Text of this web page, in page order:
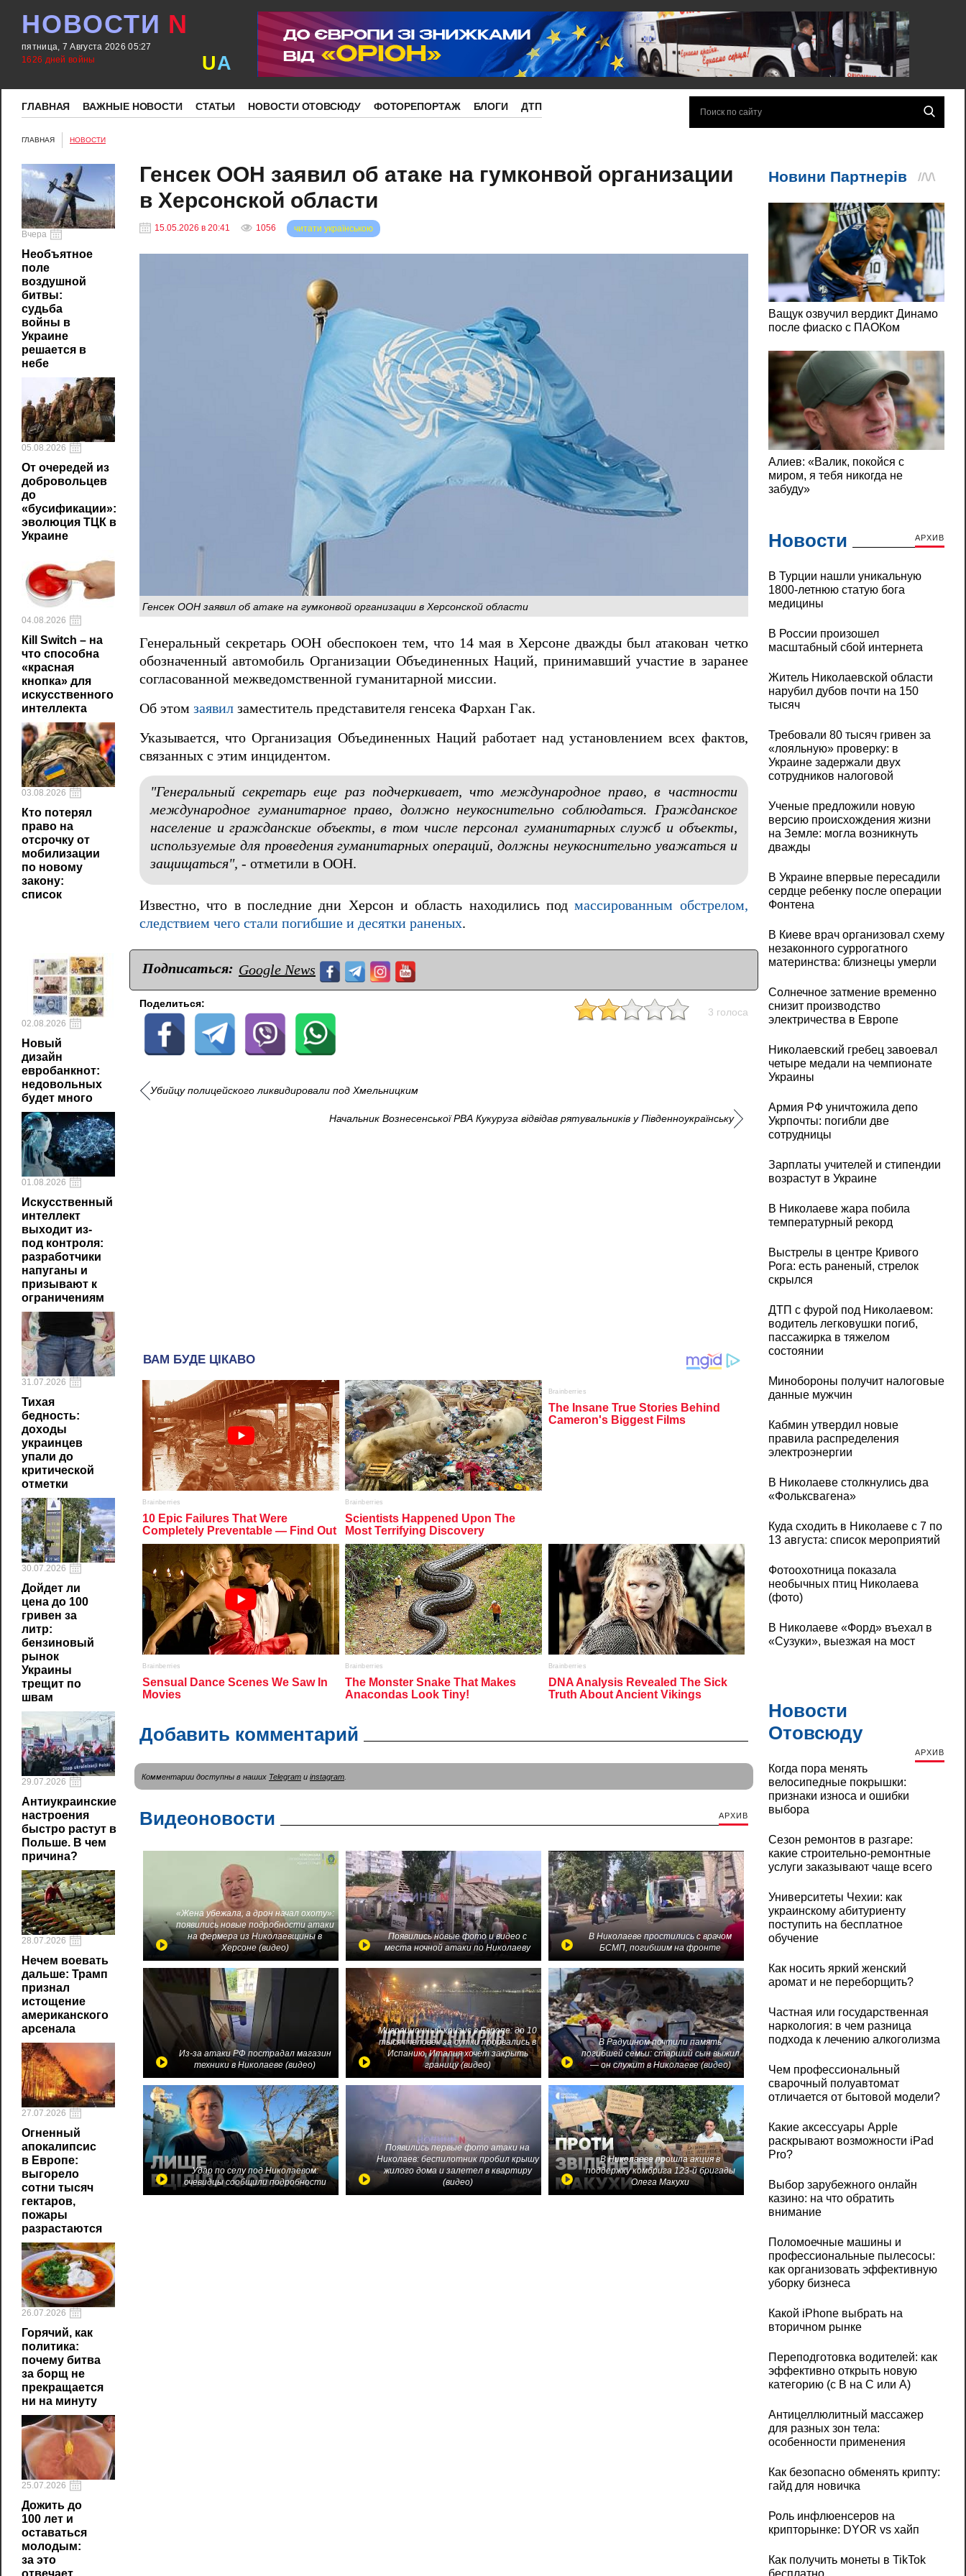
НОВОСТИ N
пятница, 7 Августа 2026 05:27
1626 дней войны
UA
ГЛАВНАЯ ВАЖНЫЕ НОВОСТИ СТАТЬИ НОВОСТИ ОТОВСЮДУ ФОТОРЕПОРТАЖ БЛОГИ ДТП
ГЛАВНАЯ НОВОСТИ
Вчера
Необъятное
поле
воздушной
битвы:
судьба
войны в
Украине
решается в
небе
05.08.2026
От очередей из
добровольцев
до
«бусификации»:
эволюция ТЦК в
Украине
04.08.2026
Кill Switch – на
что способна
«красная
кнопка» для
искусственного
интеллекта
03.08.2026
Кто потерял
право на
отсрочку от
мобилизации
по новому
закону:
список
02.08.2026
Новый
дизайн
евробанкнот:
недовольных
будет много
01.08.2026
Искусственный
интеллект
выходит из-
под контроля:
разработчики
напуганы и
призывают к
ограничениям
31.07.2026
Тихая
бедность:
доходы
украинцев
упали до
критической
отметки
30.07.2026
Дойдет ли
цена до 100
гривен за
литр:
бензиновый
рынок
Украины
трещит по
швам
29.07.2026
Антиукраинские
настроения
быстро растут в
Польше. В чем
причина?
28.07.2026
Нечем воевать
дальше: Трамп
признал
истощение
американского
арсенала
27.07.2026
Огненный
апокалипсис
в Европе:
выгорело
сотни тысяч
гектаров,
пожары
разрастаются
26.07.2026
Горячий, как
политика:
почему битва
за борщ не
прекращается
ни на минуту
25.07.2026
Дожить до
100 лет и
оставаться
молодым:
за это
отвечает
Генсек ООН заявил об атаке на гумконвой организации
в Херсонской области
15.05.2026 в 20:41 1056 читати українською
Генсек ООН заявил об атаке на гумконвой организации в Херсонской области
Генеральный секретарь ООН обеспокоен тем, что 14 мая в Херсоне дважды был атакован четко
обозначенный автомобиль Организации Объединенных Наций, принимавший участие в заранее
согласованной межведомственной гуманитарной миссии.
Об этом заявил заместитель представителя генсека Фархан Гак.
Указывается, что Организация Объединенных Наций работает над установлением всех фактов,
связанных с этим инцидентом.
"Генеральный секретарь еще раз подчеркивает, что международное право, в частности
международное гуманитарное право, должно неукоснительно соблюдаться. Гражданское
население и гражданские объекты, в том числе персонал гуманитарных служб и объекты,
используемые для проведения гуманитарных операций, должны неукоснительно уважаться и
защищаться", - отметили в ООН.
Известно, что в последние дни Херсон и область находились подмассированным обстрелом,
следствием чего стали погибшие и десятки раненых.
Подписаться: Google News
Поделиться:
3 голоса
Убийцу полицейского ликвидировали под Хмельницким
Начальник Вознесенської РВА Кукуруза відвідав рятувальників у Південноукраїнську
Добавить комментарий
Комментарии доступны в наших Telegram и instagram
Видеоновости АРХИВ
«Жена убежала, а дрон начал охоту»:
появились новые подробности атаки
на фермера из Николаевщины в
Херсоне (видео)
Появились новые фото и видео с
места ночной атаки по Николаеву
В Николаеве простились с врачом
БСМП, погибшим на фронте
Из-за атаки РФ пострадал магазин
техники в Николаеве (видео)
Миграционный кризис в Европе: до 10
тысяч человек за сутки прорвались в
Испанию, Италия хочет закрыть
границу (видео)
В Радушном почтили память
погибшей семьи: старший сын выжил
— он служит в Николаеве (видео)
Удар по селу под Николаевом:
очевидцы сообщили подробности
Появились первые фото атаки на
Николаев: беспилотник пробил крышу
жилого дома и залетел в квартиру
(видео)
В Николаеве прошла акция в
поддержку комбрига 123-й бригады
Олега Макухи
Новости АРХИВ
В Турции нашли уникальную
1800-летнюю статую бога
медицины
В России произошел
масштабный сбой интернета
Житель Николаевской области
нарубил дубов почти на 150
тысяч
Требовали 80 тысяч гривен за
«лояльную» проверку: в
Украине задержали двух
сотрудников налоговой
Ученые предложили новую
версию происхождения жизни
на Земле: могла возникнуть
дважды
В Украине впервые пересадили
сердце ребенку после операции
Фонтена
В Киеве врач организовал схему
незаконного суррогатного
материнства: близнецы умерли
Солнечное затмение временно
снизит производство
электричества в Европе
Николаевский гребец завоевал
четыре медали на чемпионате
Украины
Армия РФ уничтожила депо
Укрпочты: погибли две
сотрудницы
Зарплаты учителей и стипендии
возрастут в Украине
В Николаеве жара побила
температурный рекорд
Выстрелы в центре Кривого
Рога: есть раненый, стрелок
скрылся
ДТП с фурой под Николаевом:
водитель легковушки погиб,
пассажирка в тяжелом
состоянии
Минобороны получит налоговые
данные мужчин
Кабмин утвердил новые
правила распределения
электроэнергии
В Николаеве столкнулись два
«Фольксвагена»
Куда сходить в Николаеве с 7 по
13 августа: список мероприятий
Фотоохотница показала
необычных птиц Николаева
(фото)
В Николаеве «Форд» въехал в
«Сузуки», выезжая на мост
Новости
Отовсюду
АРХИВ
Когда пора менять
велосипедные покрышки:
признаки износа и ошибки
выбора
Сезон ремонтов в разгаре:
какие строительно-ремонтные
услуги заказывают чаще всего
Университеты Чехии: как
украинскому абитуриенту
поступить на бесплатное
обучение
Как носить яркий женский
аромат и не переборщить?
Частная или государственная
наркология: в чем разница
подхода к лечению алкоголизма
Чем профессиональный
сварочный полуавтомат
отличается от бытовой модели?
Какие аксессуары Apple
раскрывают возможности iPad
Pro?
Выбор зарубежного онлайн
казино: на что обратить
внимание
Поломоечные машины и
профессиональные пылесосы:
как организовать эффективную
уборку бизнеса
Какой iPhone выбрать на
вторичном рынке
Переподготовка водителей: как
эффективно открыть новую
категорию (с B на C или А)
Антицеллюлитный массажер
для разных зон тела:
особенности применения
Как безопасно обменять крипту:
гайд для новичка
Роль инфлюенсеров на
крипторынке: DYOR vs хайп
Как получить монеты в TikTok